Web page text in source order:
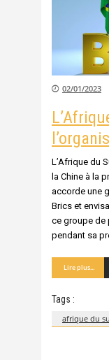
02/01/2023
L’Afrique du
la Chine à la
accorde une
Brics et
ce groupe de
pendant sa
Lire plus...
Tags :
afrique du